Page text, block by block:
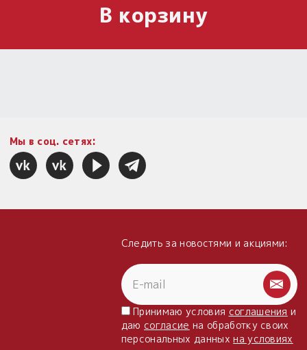
В корзину
Мы в соц. сетях:
Следить за новостями и акциями:
Принимаю условия соглашения и
даю согласие на обработку своих
персональных данныхна условиях